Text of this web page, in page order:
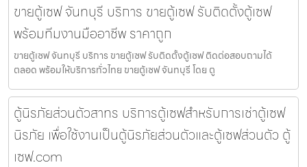
ขายตู้เซฟ จันทบุรี บริการ ขายตู้เซฟ รับติดตั้งตู้เซฟ
พร้อมทีมงานมืออาชีพ ราคาถูก
ขายตู้เซฟ จันทบุรี บริการ ขายตู้เซฟ รับติดตั้งตู้เซฟ ติดต่อสอบถามได้
ตลอด พร้อมให้บริการทั่วไทย ขายตู้เซฟ จันทบุรี โดย ตู
ตู้นิรภัยส่วนตัวสาทร บริการตู้เซฟสำหรับการเช่าตู้เซฟ
นิรภัย เพื่อใช้งานเป็นตู้นิรภัยส่วนตัวและตู้เซฟส่วนตัว ตู้
เซฟ.com